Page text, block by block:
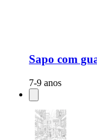
Sapo com
7-9 anos